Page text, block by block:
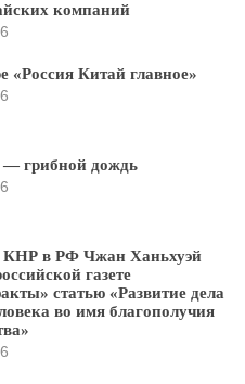
компаний
«Россия Китай главное»
грибной дождь
КНР в РФ Чжан Ханьхуэй
газете
статью «Развитие дела
во имя благополучия